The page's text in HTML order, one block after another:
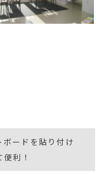
ードを貼り付け
利！